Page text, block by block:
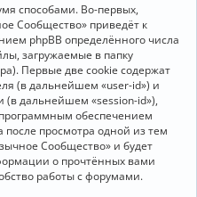
способами. Во-первых,
Сообщество» приведёт к
phpBB определённого числа
загружаемые в папку
Первые две cookie содержат
(в дальнейшем «user-id») и
дальнейшем «session-id»),
обеспечением
после просмотра одной из тем
Сообщество» и будет
о прочтённых вами
работы с форумами.